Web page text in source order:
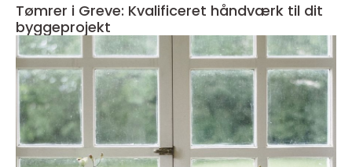
Tømrer i Greve: Kvalificeret håndværk til dit
byggeprojekt